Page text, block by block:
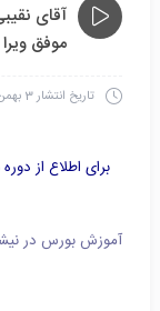
آقای
موفق
تاریخ انتشار3 بهمن 1398
برای اطلاع از
آموزش بورس در